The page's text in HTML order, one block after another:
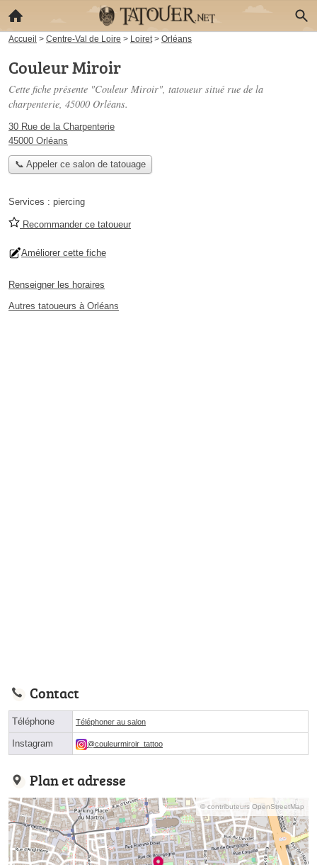
Accueil > Centre-Val de Loire > Loiret > Orléans
Couleur Miroir
Cette fiche présente "Couleur Miroir", tatoueur situé rue de la
charpenterie, 45000 Orléans.
30 Rue de la Charpenterie
45000 Orléans
📞 Appeler ce salon de tatouage
Services : piercing
Recommander ce tatoueur
Améliorer cette fiche
Renseigner les horaires
Autres tatoueurs à Orléans
Contact
Téléphone Téléphoner au salon
Instagram @couleurmiroir_tattoo
Plan et adresse
© contributeurs OpenStreetMap